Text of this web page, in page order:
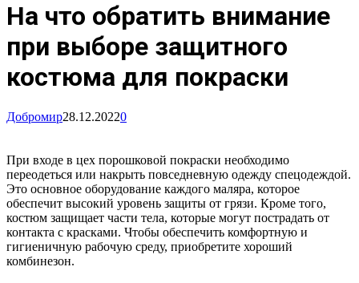
На что обратить внимание
при выборе защитного
костюма для покраски
Добромир28.12.20220
При входе в цех порошковой покраски необходимо
переодеться или накрыть повседневную одежду спецодеждой.
Это основное оборудование каждого маляра, которое
обеспечит высокий уровень защиты от грязи. Кроме того,
костюм защищает части тела, которые могут пострадать от
контакта с красками. Чтобы обеспечить комфортную и
гигиеничную рабочую среду, приобретите хороший
комбинезон.